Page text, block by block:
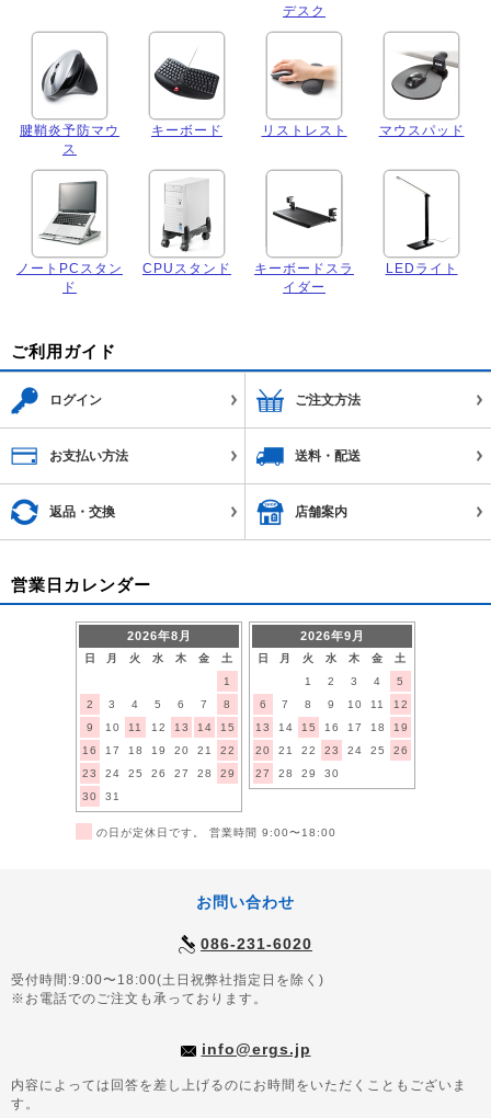
デスク
腱鞘炎予防マウ
ス
キーボード リストレスト マウスパッド
ノートPCスタン
ド
CPUスタンド
キーボードスラ
イダー
LEDライト
ご利用ガイド
ログイン ご注文方法
お支払い方法 送料・配送
返品・交換 店舗案内
営業日カレンダー
2026年8月
日 月 火 水 木 金
土
1
2
3 4 5 6 7
8
9
10 11 12 13 14
15
16
17 18 19 20 21
22
23
24 25 26 27 28
29
30
31
2026年9月
日 月 火 水 木 金
土
1
2 3 4
5
6
7 8 9 10 11
12
13
14 15 16 17 18
19
20
21 22 23 24 25
26
27
28 29 30
の日が定休日です。 営業時間 9:00〜18:00
お問い合わせ
086-231-6020
受付時間:9:00〜18:00(土日祝弊社指定日を除く)
※お電話でのご注文も承っております。
info@ergs.jp
内容によっては回答を差し上げるのにお時間をいただくこともございま
す。